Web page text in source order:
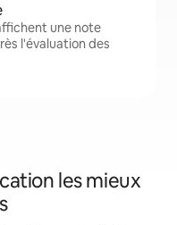
une note
l'évaluation des
les mieux